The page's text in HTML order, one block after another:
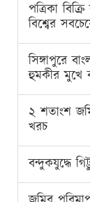
পত্রিকা
বিশ্বের
সিঙ্গাপুরে
হুমকীর মুখে
২ শতাংশ
খরচ
বন্দুকযুদ্ধে